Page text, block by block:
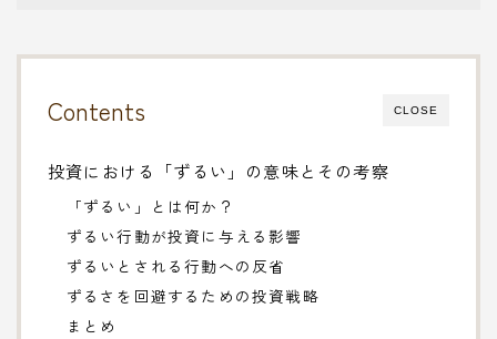
CLOSE
Contents
投資における「ずるい」の意味とその考察
「ずるい」とは何か？
ずるい行動が投資に与える影響
ずるいとされる行動への反省
ずるさを回避するための投資戦略
まとめ